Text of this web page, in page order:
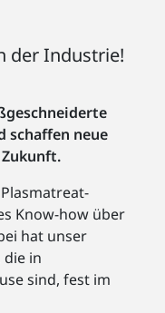
der Industrie!
schaffen neue
Know-how über
hat unser
die in
sind, fest im